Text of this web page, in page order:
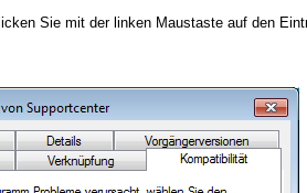
Sie mit der linken Maustaste auf den